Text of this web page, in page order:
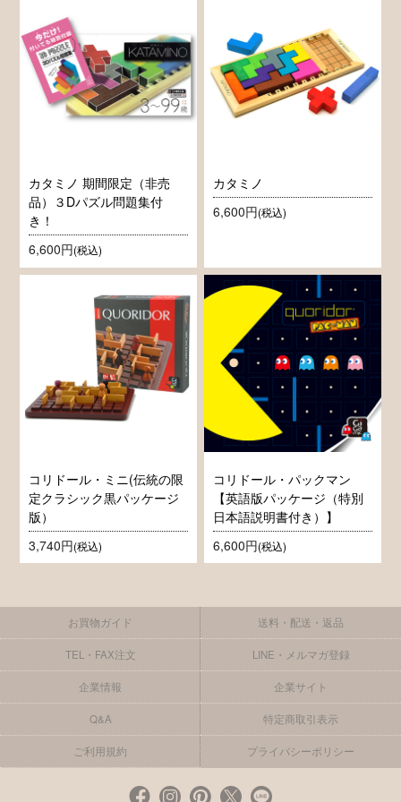
カタミノ 期間限定（非売
品）３Dパズル問題集付
き！
6,600円(税込)
カタミノ
6,600円(税込)
コリドール・ミニ(伝統の限
定クラシック黒パッケージ
版）
3,740円(税込)
コリドール・パックマン
【英語版パッケージ（特別
日本語説明書付き）】
6,600円(税込)
お買物ガイド 送料・配送・返品
TEL・FAX注文 LINE・メルマガ登録
企業情報 企業サイト
Q&A 特定商取引表示
ご利用規約 プライバシーポリシー